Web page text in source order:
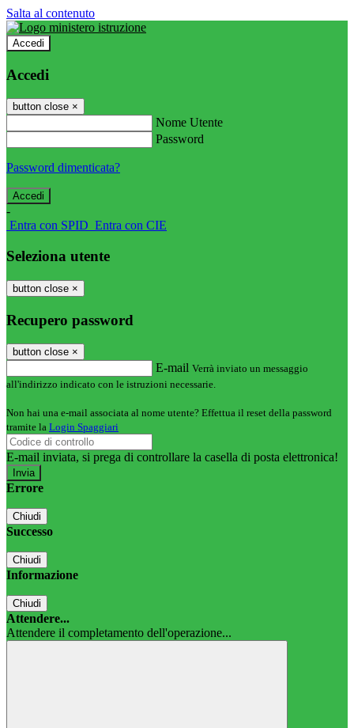
Salta al contenuto
Accedi
Accedi
button close ×
Nome Utente
Password
Password dimenticata?
-
Entra con SPID Entra con CIE
Seleziona utente
button close ×
Recupero password
button close ×
E-mail Verrà inviato un messaggio
all'indirizzo indicato con le istruzioni necessarie.
Non hai una e-mail associata al nome utente? Effettua il reset della password
tramite la Login Spaggiari
E-mail inviata, si prega di controllare la casella di posta elettronica!
Errore
Chiudi
Successo
Chiudi
Informazione
Chiudi
Attendere...
Attendere il completamento dell'operazione...